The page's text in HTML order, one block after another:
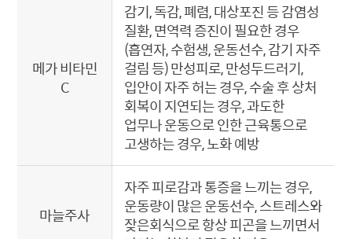
메가 비타민
C
감기, 독감, 폐렴, 대상포진 등 감염성
질환, 면역력 증진이 필요한 경우
(흡연자, 수험생, 운동선수, 감기 자주
걸림 등) 만성피로, 만성두드러기,
입안이 자주 허는 경우, 수술 후 상처
회복이 지연되는 경우, 과도한
업무나 운동으로 인한 근육통으로
고생하는 경우, 노화 예방
마늘주사
자주 피로감과 통증을 느끼는 경우,
운동량이 많은 운동선수, 스트레스와
잦은회식으로 항상 피곤을 느끼면서